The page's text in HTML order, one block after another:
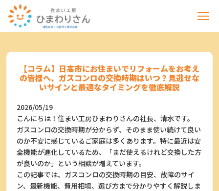
【コラム】日高市にお住まいでリフォームをお考え
の皆様へ、ガスコンロの交換時期はいつ？見逃せな
いサインと最適なタイミングを徹底解説
2026/05/19
こんにちは！住まい工房ひまわりさんの社長、清水です。
ガスコンロの交換時期が分からず、そのまま使い続けて良い
のか不安に感じているご家庭は多くあります。特に最近は安
全機能が進化しているため、「まだ使えるけれど交換した方
が良いのか」という相談が増えています。
この記事では、ガスコンロの交換時期の目安、故障のサイ
ン、最新機能、費用相場、選び方まで分かりやすく解説しま